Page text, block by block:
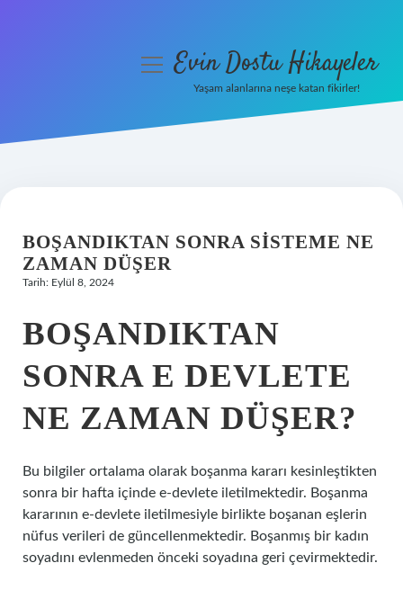
Hakkımızda
menüyüEvin Dostu Hikayeler
Yaşam alanlarına neşe katan fikirler!
BOŞANDIKTAN SONRA SISTEME NE
ZAMAN DÜŞER
Tarih: Eylül 8, 2024
BOŞANDIKTAN
SONRA E DEVLETE
NE ZAMAN DÜŞER?
Bu bilgiler ortalama olarak boşanma kararı kesinleştikten
sonra bir hafta içinde e-devlete iletilmektedir. Boşanma
kararının e-devlete iletilmesiyle birlikte boşanan eşlerin
nüfus verileri de güncellenmektedir. Boşanmış bir kadın
soyadını evlenmeden önceki soyadına geri çevirmektedir.